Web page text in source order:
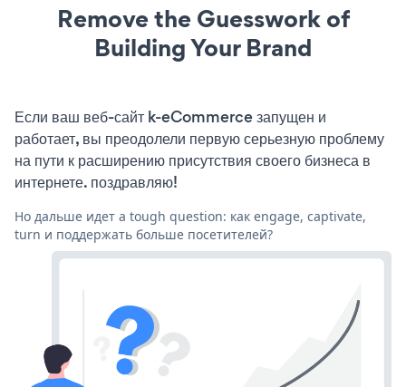
Remove the Guesswork of
Building Your Brand
Если ваш веб-сайт k-eCommerce запущен и
работает, вы преодолели первую серьезную проблему
на пути к расширению присутствия своего бизнеса в
интернете. поздравляю!
Но дальше идет a tough question: как engage, captivate,
turn и поддержать больше посетителей?